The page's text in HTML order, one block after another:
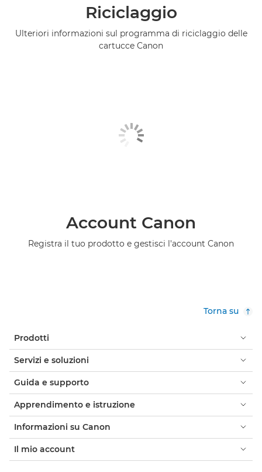
Riciclaggio
Ulteriori informazioni sul programma di riciclaggio delle
cartucce Canon
Account Canon
Registra il tuo prodotto e gestisci l'account Canon
Torna su
Prodotti
Servizi e soluzioni
Guida e supporto
Apprendimento e istruzione
Informazioni su Canon
Il mio account